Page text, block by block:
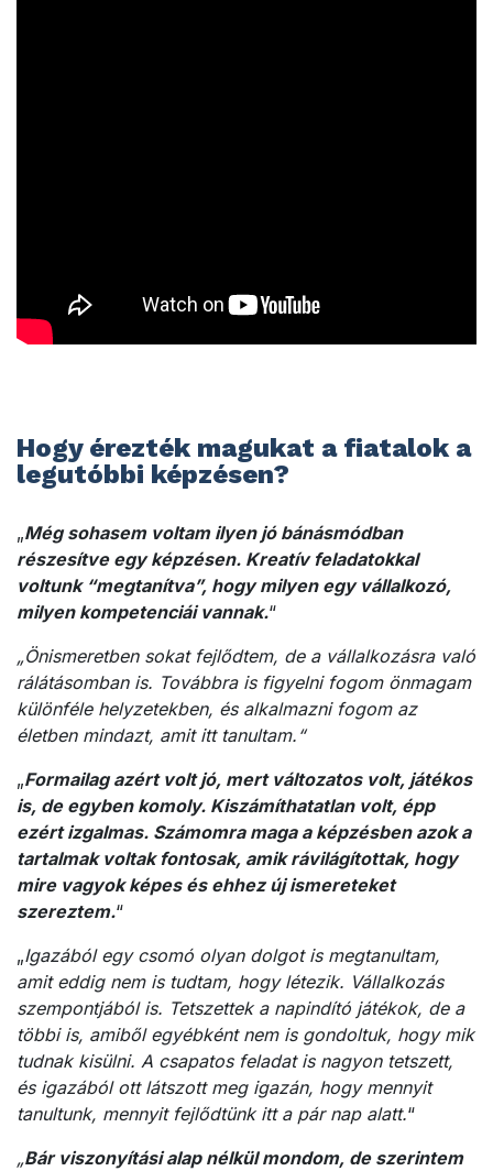
Hogy érezték magukat a fiatalok a
legutóbbi képzésen?
„Még sohasem voltam ilyen jó bánásmódban
részesítve egy képzésen. Kreatív feladatokkal
voltunk “megtanítva”, hogy milyen egy vállalkozó,
milyen kompetenciái vannak.“
„Önismeretben sokat fejlődtem, de a vállalkozásra való
rálátásomban is. Továbbra is figyelni fogom önmagam
különféle helyzetekben, és alkalmazni fogom az
életben mindazt, amit itt tanultam.“
„Formailag azért volt jó, mert változatos volt, játékos
is, de egyben komoly. Kiszámíthatatlan volt, épp
ezért izgalmas. Számomra maga a képzésben azok a
tartalmak voltak fontosak, amik rávilágítottak, hogy
mire vagyok képes és ehhez új ismereteket
szereztem.“
„Igazából egy csomó olyan dolgot is megtanultam,
amit eddig nem is tudtam, hogy létezik. Vállalkozás
szempontjából is. Tetszettek a napindító játékok, de a
többi is, amiből egyébként nem is gondoltuk, hogy mik
tudnak kisülni. A csapatos feladat is nagyon tetszett,
és igazából ott látszott meg igazán, hogy mennyit
tanultunk, mennyit fejlődtünk itt a pár nap alatt.“
„Bár viszonyítási alap nélkül mondom, de szerintem